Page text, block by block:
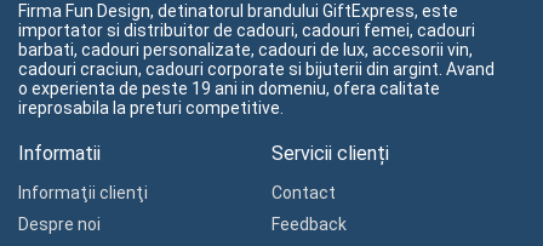
Firma Fun Design, detinatorul brandului GiftExpress, este
importator si distribuitor de cadouri, cadouri femei, cadouri
barbati, cadouri personalizate, cadouri de lux, accesorii vin,
cadouri craciun, cadouri corporate si bijuterii din argint. Avand
o experienta de peste 19 ani in domeniu, ofera calitate
ireprosabila la preturi competitive.
Informatii
Informaţii clienţi
Despre noi
Servicii clienți
Contact
Feedback